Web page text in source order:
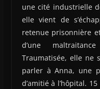
une cité industrielle
elle vient de
retenue prisonnière
d’une
Traumatisée, elle ne
parler à Anna, une
d’amitié à l’hôpital.